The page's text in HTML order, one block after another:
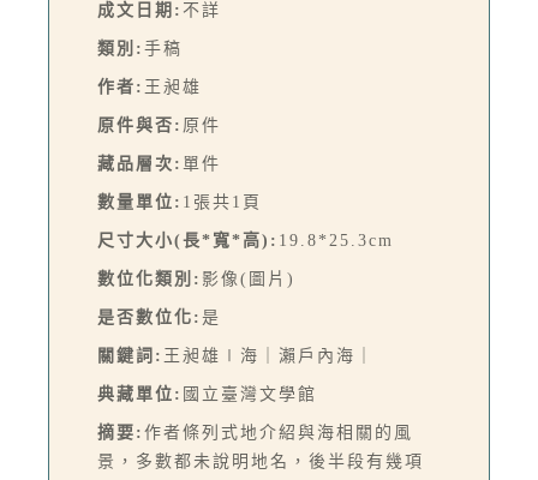
成文日期: 不詳
類別: 手稿
作者: 王昶雄
原件與否: 原件
藏品層次: 單件
數量單位: 1張共1頁
尺寸大小(長*寬*高): 19.8*25.3cm
數位化類別: 影像(圖片)
是否數位化: 是
關鍵詞: 王昶雄∣海｜瀨戶內海｜
典藏單位: 國立臺灣文學館
摘要: 作者條列式地介紹與海相關的風
景，多數都未說明地名，後半段有幾項